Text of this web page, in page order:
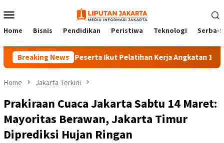
to
Menu
Home Bisnis Pendidikan Peristiwa Teknologi Serba-
Breaking News
140 Peserta Ikut Pelatihan Kerja Angkatan 1 di PPKD
Home Jakarta Terkini
Prakiraan Cuaca Jakarta Sabtu 14 Maret:
Mayoritas Berawan, Jakarta Timur
Diprediksi Hujan Ringan